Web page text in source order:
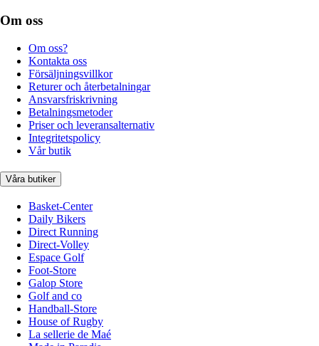
Om oss
Om oss?
Kontakta oss
Försäljningsvillkor
Returer och återbetalningar
Ansvarsfriskrivning
Betalningsmetoder
Priser och leveransalternativ
Integritetspolicy
Vår butik
Våra butiker
Basket-Center
Daily Bikers
Direct Running
Direct-Volley
Espace Golf
Foot-Store
Galop Store
Golf and co
Handball-Store
House of Rugby
La sellerie de Maé